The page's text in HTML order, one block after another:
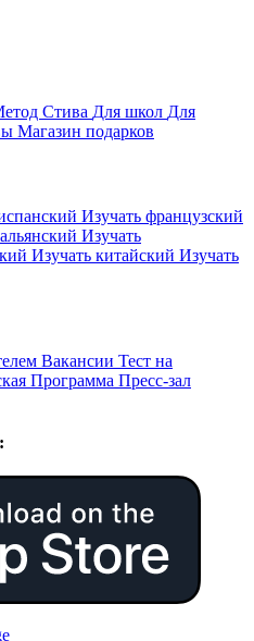
Стива Для школ Для
Магазин подарков
Изучать французский
Изучать
Изучать китайский Изучать
Вакансии Тест на
Программа Пресс-зал